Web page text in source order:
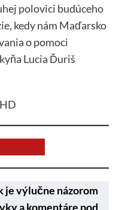
polovici budúceho
kedy nám Maďarsko
o pomoci
Lucia Ďuriš
je výlučne názorom
a komentáre pod